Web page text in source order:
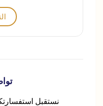
نستقبل